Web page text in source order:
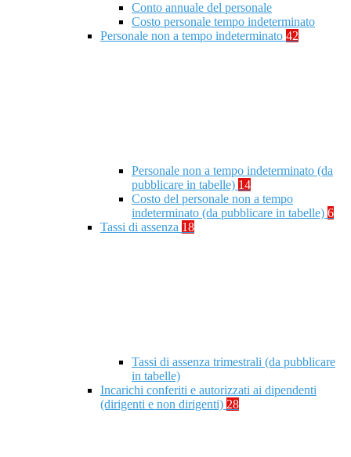
Conto annuale del personale
Costo personale tempo indeterminato
Personale non a tempo indeterminato 42
Personale non a tempo indeterminato (da
pubblicare in tabelle) 14
Costo del personale non a tempo
indeterminato (da pubblicare in tabelle) 6
Tassi di assenza 18
Tassi di assenza trimestrali (da pubblicare
in tabelle)
Incarichi conferiti e autorizzati ai dipendenti
(dirigenti e non dirigenti) 28